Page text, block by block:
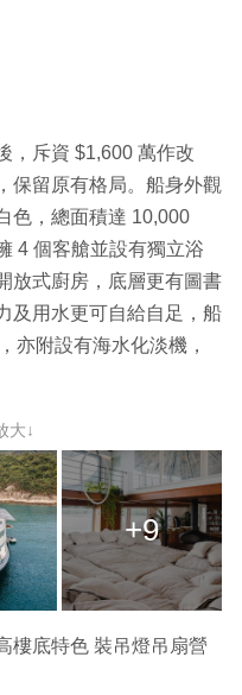
，斥資 $1,600 萬作改
保留原有格局。船身外觀
色，總面積達 10,000
4 個客艙並設有獨立浴
放式廚房，底層更有圖書
及用水更可自給自足，船
亦附設有海水化淡機，
大↓
+9
樓底特色 裝吊燈吊扇營